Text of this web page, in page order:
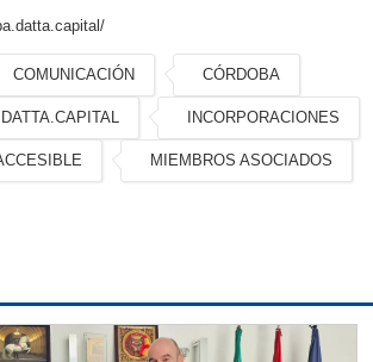
COMUNICACIÓN CÓRDOBA
DATTA.CAPITAL INCORPORACIONES
MIEMBROS ASOCIADOS